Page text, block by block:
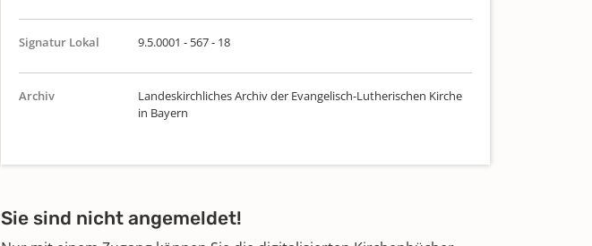
Signatur Lokal 9.5.0001 - 567 - 18
Archiv
Landeskirchliches Archiv der Evangelisch-Lutherischen Kirche
in Bayern
Sie sind nicht angemeldet!